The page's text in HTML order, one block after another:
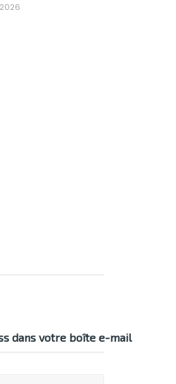
dans votre boîte e-mail